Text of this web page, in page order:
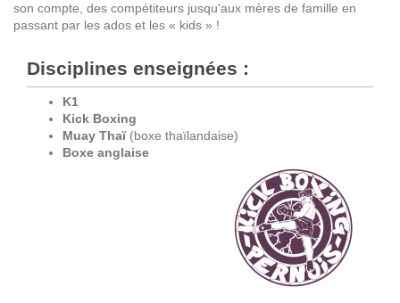
son compte, des compétiteurs jusqu'aux mères de famille en
passant par les ados et les « kids » !
Disciplines enseignées :
K1
Kick Boxing
Muay Thaï(boxe thaïlandaise)
Boxe anglaise